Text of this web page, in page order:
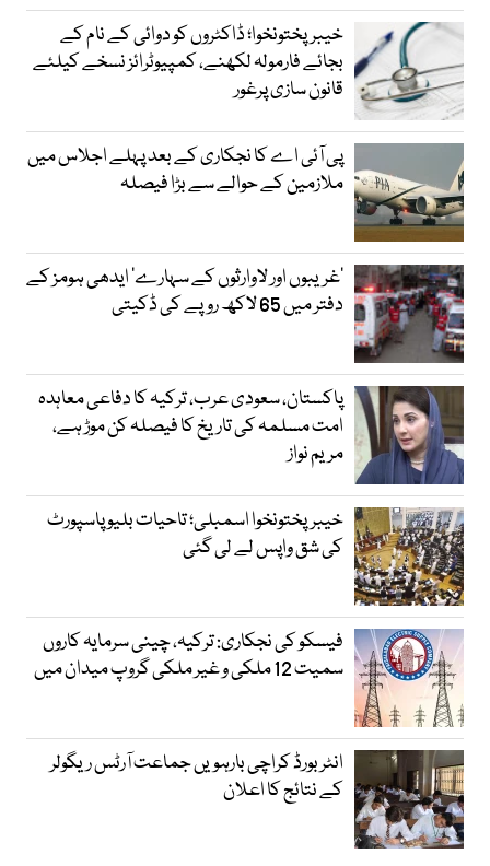
خیبرپختونخوا؛ ڈاکٹروں کو دوائی کے نام کے
بجائے فارمولہ لکھنے، کمپیوٹرائز نسخے کیلئے
قانون سازی پرغور
پی آئی اے کا نجکاری کے بعد پہلے اجلاس میں
ملازمین کے حوالے سے بڑا فیصلہ
’غریبوں اور لاوارثوں کے سہارے‘ ایدھی ہومز کے
دفتر میں 65 لاکھ روپے کی ڈکیتی
پاکستان، سعودی عرب، ترکیہ کا دفاعی معاہدہ
امت مسلمہ کی تاریخ کا فیصلہ کن موڑ ہے،
مریم نواز
خیبرپختونخوا اسمبلی؛ تاحیات بلیو پاسپورٹ
کی شق واپس لے لی گئی
فیسکو کی نجکاری: ترکیہ، چینی سرمایہ کاروں
سمیت 12 ملکی و غیر ملکی گروپ میدان میں
انٹر بورڈ کراچی بارہویں جماعت آرٹس ریگولر
کے نتائج کا اعلان